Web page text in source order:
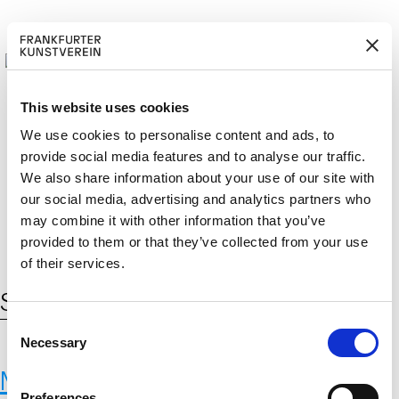
This website uses cookies
We use cookies to personalise content and ads, to
provide social media features and to analyse our traffic.
We also share information about your use of our site with
our social media, advertising and analytics partners who
may combine it with other information that you’ve
provided to them or that they’ve collected from your use
of their services.
C
s
Necessary
M
ITGLIED W
ERD
EN
Cerca: DE
Schlagwort:Marnix de Nijs
Marnix de Nijs